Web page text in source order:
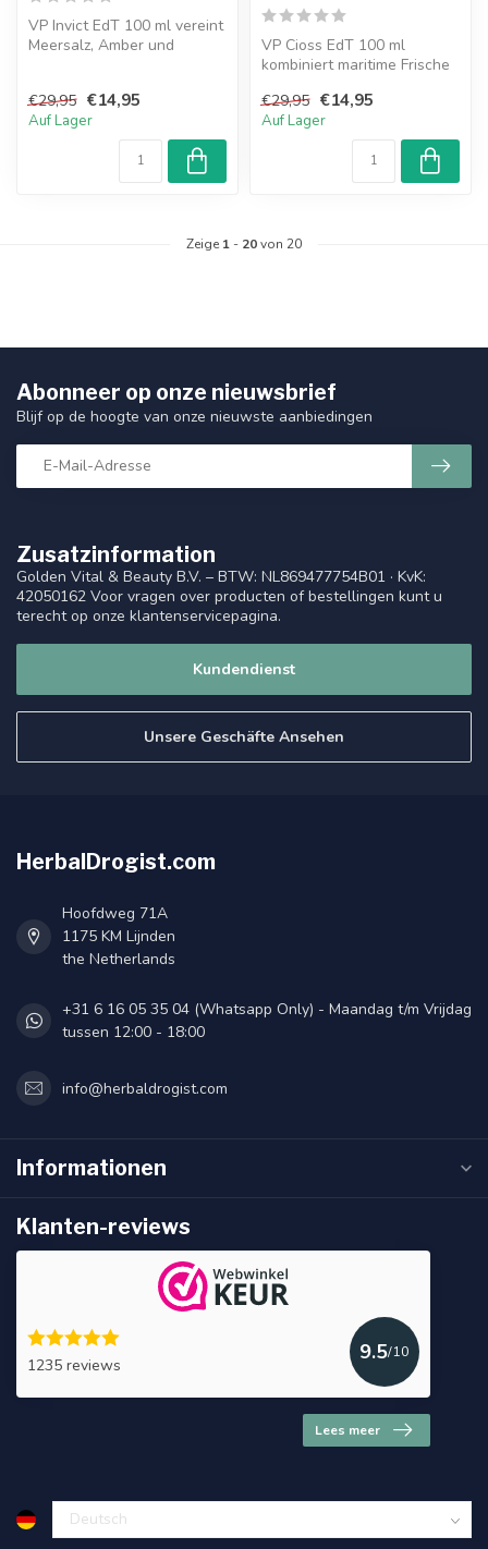
VP Invict EdT 100 ml vereint
Meersalz, Amber und
€29,95 €14,95
Auf Lager
VP Cioss EdT 100 ml
kombiniert maritime Frische
elegante...
€29,95 €14,95
Auf Lager
Zeige 1 20von 20
Zusatzinformation
Golden Vital & Beauty B.V. – BTW: NL869477754B01 · KvK:
42050162 Voor vragen over producten of bestellingen kunt u
terecht op onze klantenservicepagina.
Kundendienst
Unsere Geschäfte Ansehen
Abonneer op onze nieuwsbrief
Blijf op de hoogte van onze nieuwste aanbiedingen
HerbalDrogist.com
Hoofdweg 71A
1175 KM Lijnden
the Netherlands
+31 6 16 05 35 04 (Whatsapp Only) - Maandag t/m Vrijdag
tussen 12:00 - 18:00
info@herbaldrogist.com
Informationen
Klanten-reviews
1235 reviews
9.5/10
Lees meer